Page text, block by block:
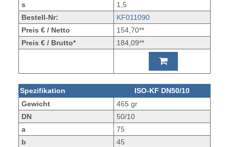
s
1,5
Bestell-Nr:
KF011090
Preis € / Netto
154,70**
Preis € / Brutto*
184,09**
Spezifikation
ISO-KF DN50/10
Gewicht
465 gr
DN
50/10
a
75
b
45